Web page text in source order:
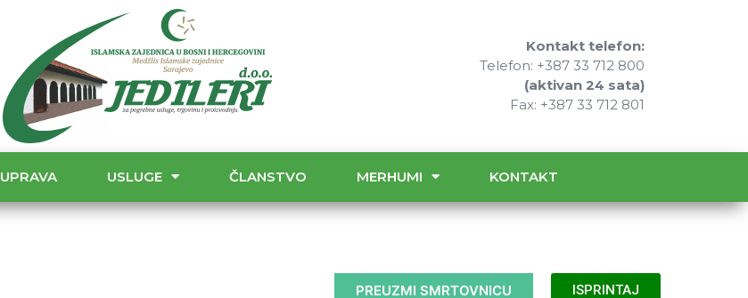
Kontakt telefon:
Telefon: +387 33 712 800
(aktivan 24 sata)
Fax: +387 33 712 801
UPRAVA USLUGE ČLANSTVO MERHUMI KONTAKT
PREUZMI SMRTOVNICU ISPRINTAJ